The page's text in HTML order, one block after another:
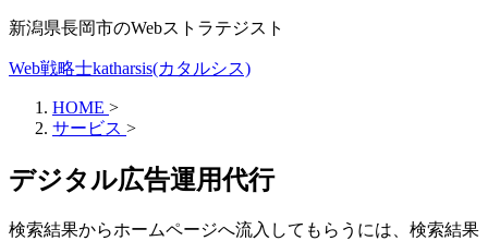
新潟県長岡市のWebストラテジスト
Web戦略士katharsis(カタルシス)
HOME >
サービス >
デジタル広告運用代行
検索結果からホームページへ流入してもらうには、検索結果